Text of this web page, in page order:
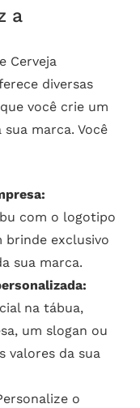
a
Cerveja
diversas
você crie um
marca. Você
com o logotipo
brinde exclusivo
sua marca.
na tábua,
um slogan ou
valores da sua
o